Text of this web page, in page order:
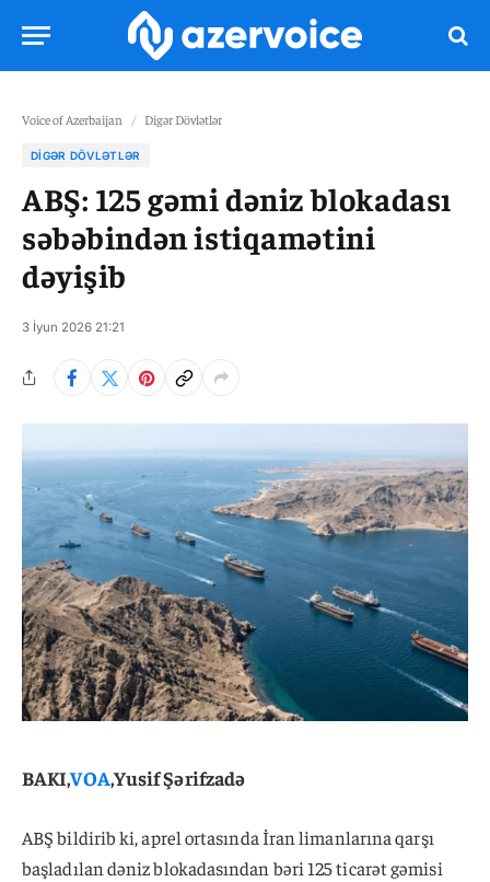
Voice of Azerbaijan / Digər Dövlətlər
DIGƏR DÖVLƏTLƏR
ABŞ: 125 gəmi dəniz blokadası
səbəbindən istiqamətini
dəyişib
3 İyun 2026 21:21
BAKI,VOA,Yusif Şərifzadə
ABŞ bildirib ki, aprel ortasında İran limanlarına qarşı
başladılan dəniz blokadasından bəri 125 ticarət gəmisi